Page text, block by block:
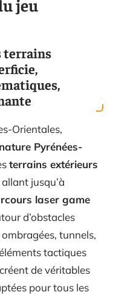
jeu
terrains
Orientales,
Pyrénées-
terrains extérieurs
allant jusqu’à
laser game
d’obstacles
tunnels,
tactiques
de véritables
pour tous les